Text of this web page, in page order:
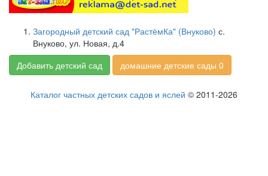
Загородный детский сад "РастёмКа" (Внуково) с.
Внуково, ул. Новая, д.4
Добавить детский сад
домашние детские сады 0
Каталог частных детских садов и яслей © 2011-2026